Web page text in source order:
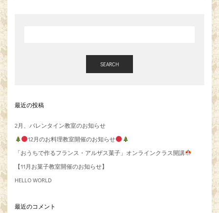
SEARCH
最近の投稿
2月、バレンタイン教室のお知らせ
12月のお料理教室開催のお知らせ
「おうちで作るフランス・アルザス菓子」オンラインクラス開講
【11月お菓子教室開催のお知らせ】
HELLO WORLD
最近のコメント